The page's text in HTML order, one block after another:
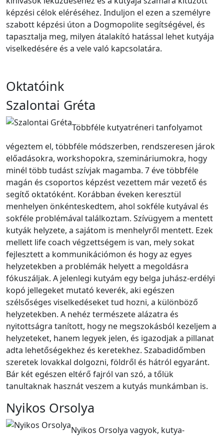
képzési célok eléréséhez. Induljon el ezen a személyre
szabott képzési úton a Dogmopolite segítségével, és
tapasztalja meg, milyen átalakító hatással lehet kutyája
viselkedésére és a vele való kapcsolatára.
Oktatóink
Szalontai Gréta
Többféle kutyatréneri tanfolyamot
végeztem el, többféle módszerben, rendszeresen járok
előadásokra, workshopokra, szemináriumokra, hogy
minél több tudást szívjak magamba. 7 éve többféle
magán és csoportos képzést vezettem már vezető és
segítő oktatóként. Korábban éveken keresztül
menhelyen önkénteskedtem, ahol sokféle kutyával és
sokféle problémával találkoztam. Szívügyem a mentett
kutyák helyzete, a sajátom is menhelyről mentett. Ezek
mellett life coach végzettségem is van, mely sokat
fejlesztett a kommunikációmon és hogy az egyes
helyzetekben a problémák helyett a megoldásra
fókuszáljak. A jelenlegi kutyám egy belga juhász-erdélyi
kopó jellegeket mutató keverék, aki egészen
szélsőséges viselkedéseket tud hozni, a különböző
helyzetekben. A nehéz természete alázatra és
nyitottságra tanított, hogy ne megszokásból kezeljem a
helyzeteket, hanem legyek jelen, és igazodjak a pillanat
adta lehetőségekhez és keretekhez. Szabadidőmben
szeretek lovakkal dolgozni, földről és hátról egyaránt.
Bár két egészen eltérő fajról van szó, a tőlük
tanultaknak hasznát veszem a kutyás munkámban is.
Nyikos Orsolya
Nyikos Orsolya vagyok, kutya-